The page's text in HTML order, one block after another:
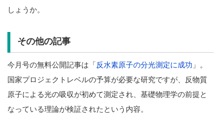
しょうか。
その他の記事
今月号の無料公開記事は「反水素原子の分光測定に成功 」。
国家プロジェクトレベルの予算が必要な研究ですが、反物質
原子による光の吸収が初めて測定され、基礎物理学の前提と
なっている理論が検証されたという内容。